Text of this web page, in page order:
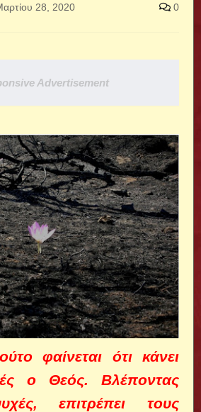
28, 2020 0
Advertisement
φαίνεται ότι κάνει
ο Θεός. Βλέποντας
επιτρέπει τους